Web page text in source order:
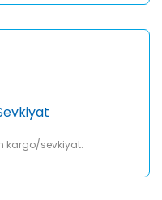
kargo/sevkiyat.